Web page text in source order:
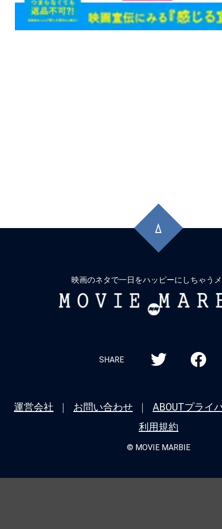
頭
に
映画のネタで一日をハッピーにしちゃう
MOVIE
SHARE
運営会社 お問い合わせ ABOUTプライ
利用規約
© MOVIE MARBIE